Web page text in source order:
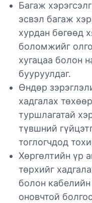
Багаж
эсвэл багаж
хурдан бөгөөд
боломжийг
хугацаа болон
бууруулдаг.
Өндөр
хадгалах
туршлагатай
түвшний
тоглогчдод
Хөргөлтийн үр
төрхийг
болон
оновчтой